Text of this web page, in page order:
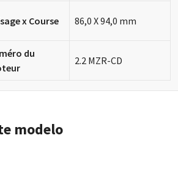
x Course 86,0 X 94,0 mm
du
2.2 MZR-CD
modelo